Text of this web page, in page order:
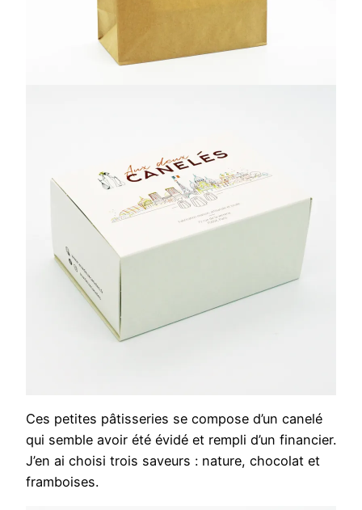
Ces petites pâtisseries se compose d’un canelé
qui semble avoir été évidé et rempli d’un financier.
J’en ai choisi trois saveurs : nature, chocolat et
framboises.